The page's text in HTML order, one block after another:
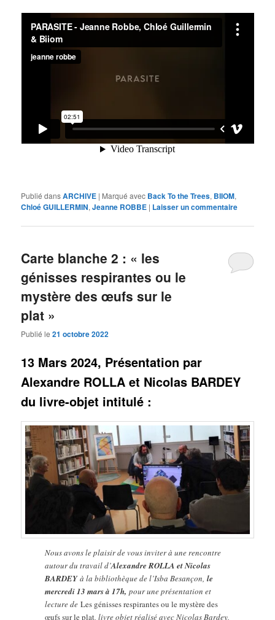
Publié dansARCHIVE | Marqué avec Back To the Trees, BIIOM,
Chloé GUILLERMIN,Jeanne ROBBE | Laisser un commentaire
Carte blanche 2 : « les
génisses respirantes ou le
mystère des œufs sur le
plat »
Publié le21 octobre 2022
13 Mars 2024, Présentation par
Alexandre ROLLA et Nicolas BARDEY
du livre-objet intitulé :
Nous avons le plaisir de vous inviter à une rencontre
autour du travail d’Alexandre ROLLA et Nicolas
BARDEYà la bibliothèque de l’Isba Besançon,le
mercredi 13 mars à 17h, pour une présentation et
lecture deLes génisses respirantes ou le mystère des
œufs sur le plat, livre objet réalisé avec Nicolas Bardey,